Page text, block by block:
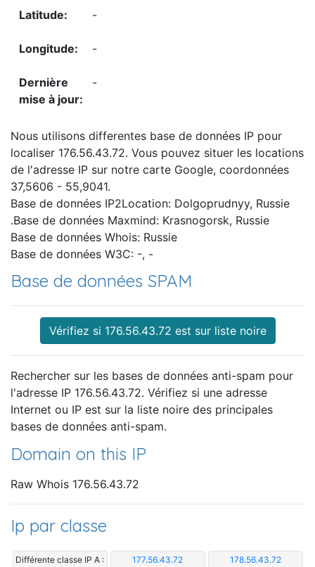
-
-
-
Nous utilisons differentes base de données IP pour
localiser 176.56.43.72. Vous pouvez situer les locations
de l'adresse IP sur notre carte Google, coordonnées
37,5606 - 55,9041.
Base de données IP2Location: Dolgoprudnyy, Russie
.Base de données Maxmind: Krasnogorsk, Russie
Base de données Whois: Russie
Base de données W3C: -, -
Base de données SPAM
Vérifiez si 176.56.43.72 est sur liste noire
Rechercher sur les bases de données anti-spam pour
l'adresse IP 176.56.43.72. Vérifiez si une adresse
Internet ou IP est sur la liste noire des principales
bases de données anti-spam.
Domain on this IP
Raw Whois 176.56.43.72
Ip par classe
Différente classe IP A : 177.56.43.72 178.56.43.72